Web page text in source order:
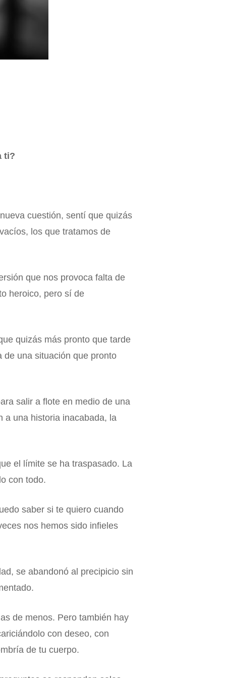
ti?
cuestión, sentí que quizás
los que tratamos de
que nos provoca falta de
heroico, pero sí de
quizás más pronto que tarde
de una situación que pronto
salir a flote en medio de una
a una historia inacabada, la
el límite se ha traspasado. La
con todo.
saber si te quiero cuando
nos hemos sido infieles
se abandonó al precipicio sin
de menos. Pero también hay
con deseo, con
de tu cuerpo.